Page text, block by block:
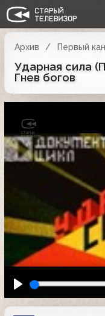
Архив Первый
Ударная сила
Гнев богов